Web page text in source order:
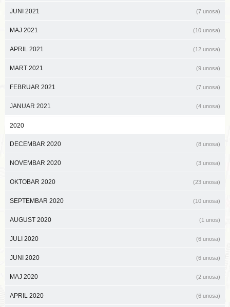
JUNI 2021 (7 unosa)
MAJ 2021 (10 unosa)
APRIL 2021 (12 unosa)
MART 2021 (9 unosa)
FEBRUAR 2021 (7 unosa)
JANUAR 2021 (4 unosa)
2020
DECEMBAR 2020 (8 unosa)
NOVEMBAR 2020 (3 unosa)
OKTOBAR 2020 (23 unosa)
SEPTEMBAR 2020 (10 unosa)
AUGUST 2020 (1 unos)
JULI 2020 (6 unosa)
JUNI 2020 (6 unosa)
MAJ 2020 (2 unosa)
APRIL 2020 (6 unosa)